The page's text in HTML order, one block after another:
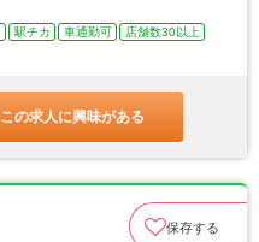
駅チカ 車通勤可
店舗数30以上
この求人に興味がある
保存する